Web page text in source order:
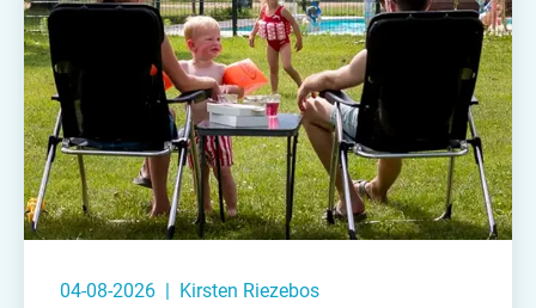
04-08-2026 | Kirsten Riezebos